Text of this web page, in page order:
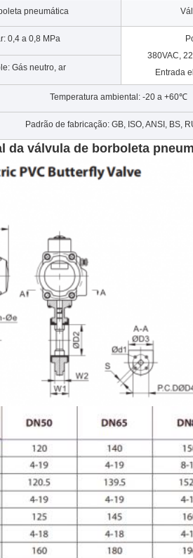
pneumática
0,4 a 0,8 MPa
380VAC,
Entrada
Gás neutro, ar
Temperatura ambiental: -20 a +60℃
Padrão de fabricação: GB, ISO, ANSI, BS,
da válvula de borboleta